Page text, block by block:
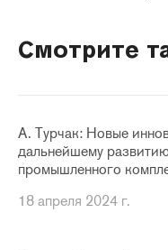
Смотрите
А. Турчак: Новые
дальнейшему
промышленного
18 апреля 2024 г.